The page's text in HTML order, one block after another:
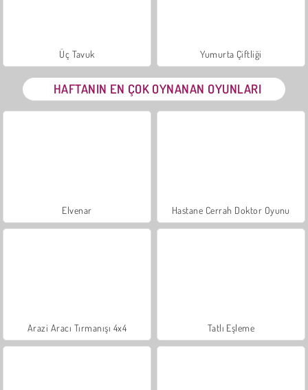
Üç Tavuk Yumurta Çiftliği
HAFTANIN EN ÇOK OYNANAN OYUNLARI
Elvenar Hastane Cerrah Doktor Oyunu
Arazi Aracı Tırmanışı 4x4 Tatlı Eşleme